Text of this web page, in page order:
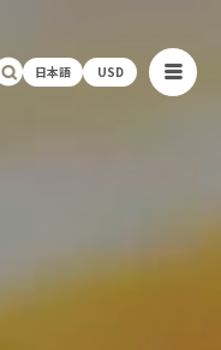
日本語 USD